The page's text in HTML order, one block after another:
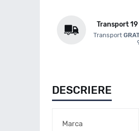
Transport
Transport
DESCRIERE
Marca